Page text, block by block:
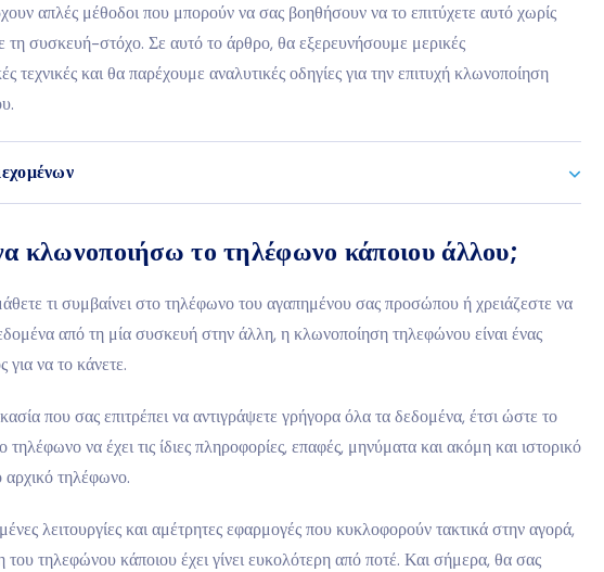
απλές μέθοδοι που μπορούν να σας βοηθήσουν να το επιτύχετε αυτό χωρίς
τη συσκευή-στόχο. Σε αυτό το άρθρο, θα εξερευνήσουμε μερικές
τεχνικές και θα παρέχουμε αναλυτικές οδηγίες για την επιτυχή κλωνοποίηση
κλωνοποιήσω το τηλέφωνο κάποιου άλλου;
τι συμβαίνει στο τηλέφωνο του αγαπημένου σας προσώπου ή χρειάζεστε να
από τη μία συσκευή στην άλλη, η κλωνοποίηση τηλεφώνου είναι ένας
για να το κάνετε.
που σας επιτρέπει να αντιγράψετε γρήγορα όλα τα δεδομένα, έτσι ώστε το
να έχει τις ίδιες πληροφορίες, επαφές, μηνύματα και ακόμη και ιστορικό
τηλέφωνο.
λειτουργίες και αμέτρητες εφαρμογές που κυκλοφορούν τακτικά στην αγορά,
τηλεφώνου κάποιου έχει γίνει ευκολότερη από ποτέ. Και σήμερα, θα σας